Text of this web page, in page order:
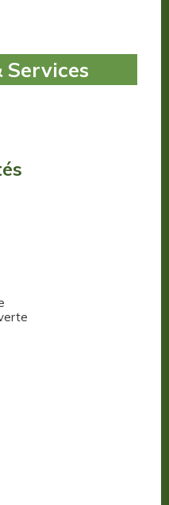
Services